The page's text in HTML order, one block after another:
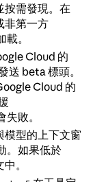
按需發現。在
非第一方
載。
Cloud 的
beta 標頭。
Cloud 的
敗。
模型的上下文窗
。如果低於
。